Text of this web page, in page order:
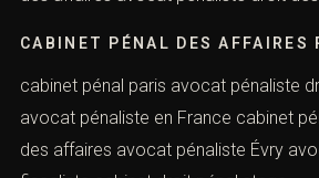
par ailleurs, (L’enlèvement et la
cabinet pénaliste cabinet pénaliste
pénaliste des affaires avocat
CABINET PÉNAL DES AFFAIRES